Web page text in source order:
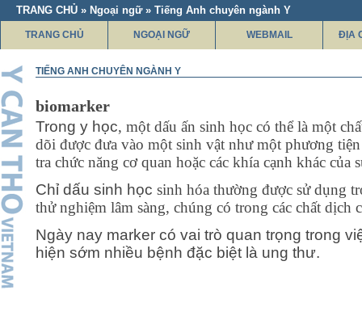
TRANG CHỦ » Ngoại ngữ » Tiếng Anh chuyên ngành Y
TRANG CHỦ NGOẠI NGỮ WEBMAIL ĐỊA
TIẾNG ANH CHUYÊN NGÀNH Y
biomarker
Trong y học, một dấu ấn sinh học có thể là một
dõi được đưa vào một sinh vật như một phương
tra chức năng cơ quan hoặc các khía cạnh khác của
Chỉ dấu sinh học sinh hóa thường được sử dụng
thử nghiệm lâm sàng, chúng có trong các chất dịch
Ngày nay marker có vai trò quan trọng trong
hiện sớm nhiều bệnh đặc biệt là ung thư.